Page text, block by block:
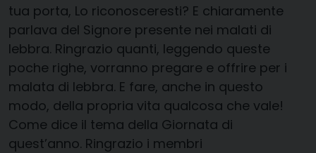
tua porta, Lo riconosceresti? E chiaramente
parlava del Signore presente nei malati di
lebbra. Ringrazio quanti, leggendo queste
poche righe, vorranno pregare e offrire per i
malata di lebbra. E fare, anche in questo
modo, della propria vita qualcosa che vale!
Come dice il tema della Giornata di
quest’anno. Ringrazio i membri